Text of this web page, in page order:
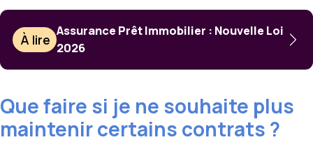
À lire
Assurance Prêt Immobilier : Nouvelle Loi
2026
Que faire si je ne souhaite plus
maintenir certains contrats ?